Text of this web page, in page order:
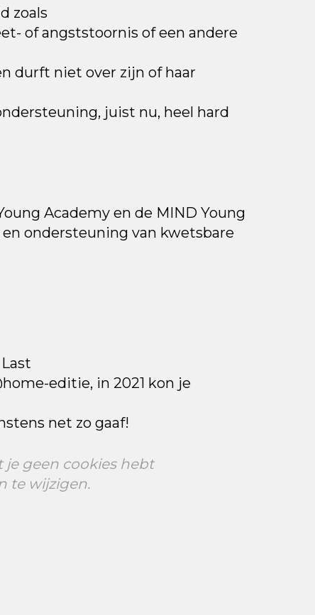
zoals
of angststoornis of een andere
durft niet over zijn of haar
juist nu, heel hard
Academy en de MIND Young
ondersteuning van kwetsbare
editie, in 2021 kon je
net zo gaaf!
geen cookies hebt
te wijzigen.